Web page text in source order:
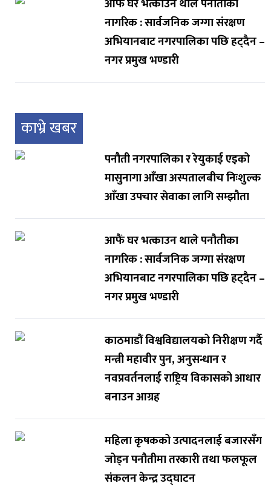
आफैं घर भत्काउन थाले पनौतीका
नागरिक : सार्वजनिक जग्गा संरक्षण
अभियानबाट नगरपालिका पछि हट्दैन –
नगर प्रमुख भण्डारी
काभ्रे खबर
पनौती नगरपालिका र रेयुकाई एइको
मासुनागा आँखा अस्पतालबीच निःशुल्क
आँखा उपचार सेवाका लागि सम्झौता
आफैं घर भत्काउन थाले पनौतीका
नागरिक : सार्वजनिक जग्गा संरक्षण
अभियानबाट नगरपालिका पछि हट्दैन –
नगर प्रमुख भण्डारी
काठमाडौं विश्वविद्यालयको निरीक्षण गर्दै
मन्त्री महावीर पुन, अनुसन्धान र
नवप्रवर्तनलाई राष्ट्रिय विकासको आधार
बनाउन आग्रह
महिला कृषकको उत्पादनलाई बजारसँग
जोड्न पनौतीमा तरकारी तथा फलफूल
संकलन केन्द्र उद्घाटन